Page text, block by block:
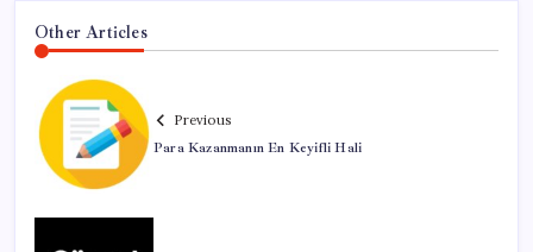
Other Articles
Previous
Para Kazanmanın En Keyifli Hali